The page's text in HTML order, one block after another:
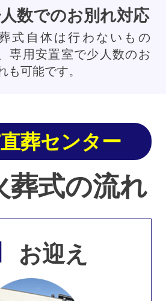
数でのお別れ対応
式自体は行わないもの
専用安置室で少人数のお
も可能です。
葬センター
葬式の流れ
お迎え